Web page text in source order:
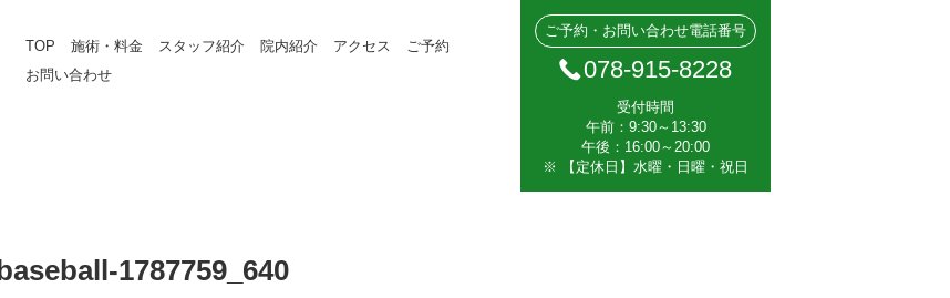
TOP 施術・料金 スタッフ紹介 院内紹介 アクセス
ご予約
お問い合わせ
ご予約・お問い合わせ電話番号
078-915-8228
受付時間
午前：9:30～13:30
午後：16:00～20:00
※ 【定休日】水曜・日曜・祝日
baseball-1787759_640